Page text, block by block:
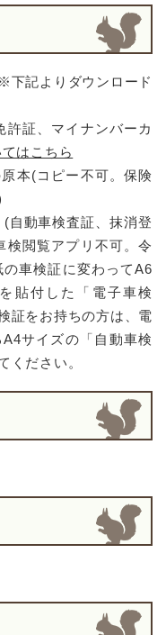
記よりダウンロード
許証、マイナンバーカ
はこちら
本(コピー不可。保険
自動車検査証、抹消登
閲覧アプリ不可。令
車検証に変わってA6
貼付した「電子車検
証をお持ちの方は、電
サイズの「自動車検
ください。